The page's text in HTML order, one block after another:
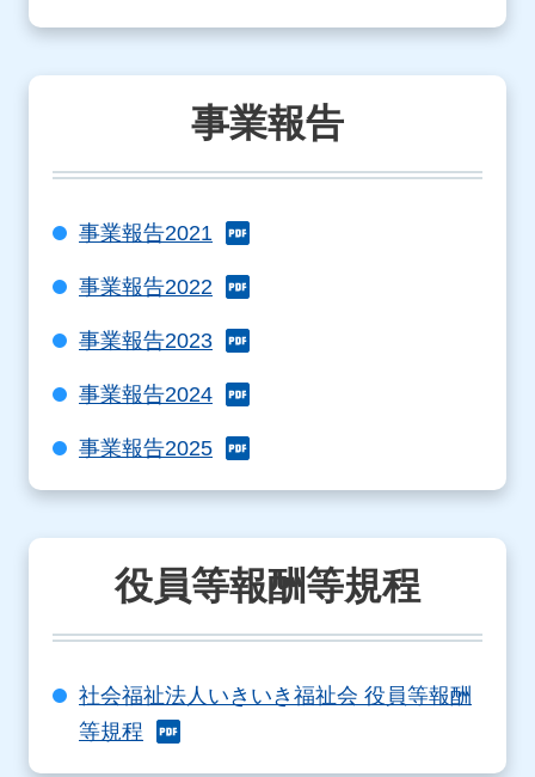
事業報告
事業報告2021
事業報告2022
事業報告2023
事業報告2024
事業報告2025
役員等報酬等規程
社会福祉法人いきいき福祉会 役員等報酬
等規程